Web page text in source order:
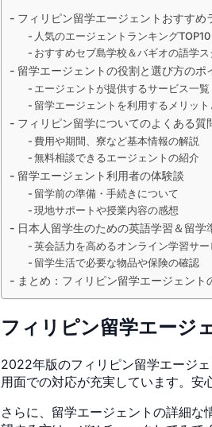
フィリピン留学エージェントおすすめ
人気のエージェントランキングTOP10
おすすめセブ島学校＆バギオの語学
留学エージェントの役割と選び方のポ
エージェントが提供するサービス一覧
留学エージェントを利用するメリット
フィリピン留学についてのよくある質
費用や期間、寮など基本情報の解説
無料相談できるエージェントの紹介
留学エージェント利用者の体験談
留学前の準備・手続きについて
現地サポートや授業内容の感想
日本人留学生のための英語学習＆留学
英会話力を高めるオンライン学習サー
留学生活で必要な物品や保険の確認
まとめ：フィリピン留学エージェント
フィリピン留学エージ
2022年版のフィリピン留学エージ
用面での対応が充実しています。安
さらに、留学エージェントの詳細